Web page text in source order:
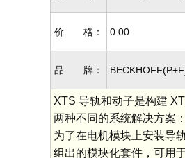
价 格： 0.00
品 牌：
XTS 导轨和动子是构建
两种不同的系统解决方案
为了在电机模块上安装导
组出的模块化套件，可用